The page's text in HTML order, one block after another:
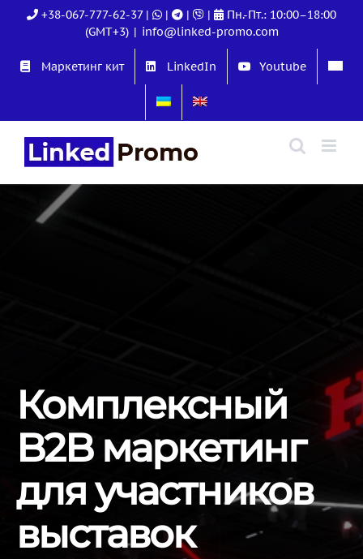
+38-067-777-62-37 | | | |
Пн.-Пт.: 10:00–18:00
(GMT+3) | info@linked-promo.com
Маркетинг кит LinkedIn Youtube
Комплексный
B2B маркетинг
для участников
выставок